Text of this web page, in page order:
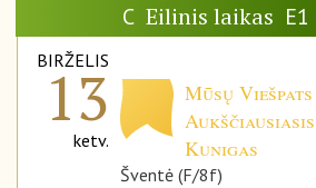
C Eilinis laikas E1
BIRŽELIS
13
ketv.
Mūsų
Kunigas
Šventė (F/8f)